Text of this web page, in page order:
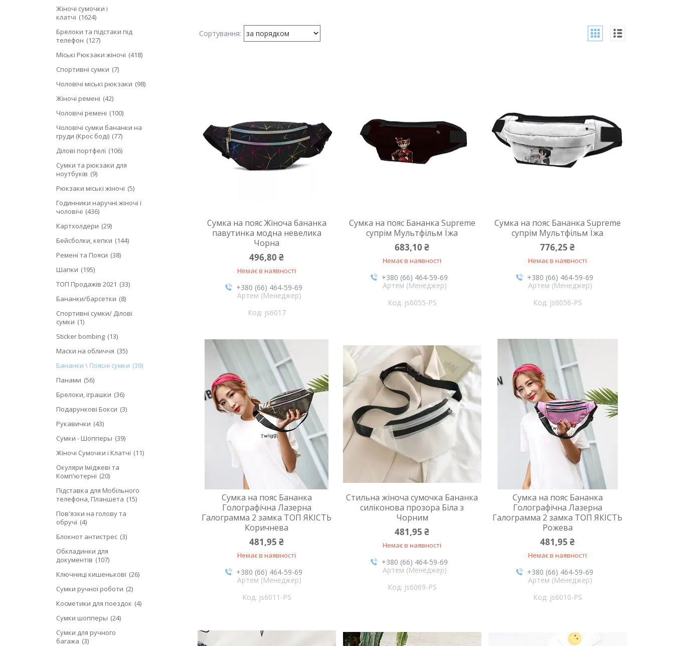
Сумка на пояс Жіноча бананка
павутинка модна невелика
Чорна
496,80 ₴
Немає в наявності
+380 (66) 464-59-69
Артем (Менеджер)
js6017
Сумка на пояс Бананка Supreme
супрім Мультфільм Їжа
683,10 ₴
Немає в наявності
+380 (66) 464-59-69
Артем (Менеджер)
js6055-PS
Сумка на пояс Бананка Supreme
супрім Мультфільм Їжа
776,25 ₴
Немає в наявності
+380 (66) 464-59-69
Артем (Менеджер)
js6056-PS
Сумка на пояс Бананка
Голографічна Лазерна
Галограмма 2 замка ТОП ЯКІСТЬ
Коричнева
481,95 ₴
Немає в наявності
+380 (66) 464-59-69
Артем (Менеджер)
js6011-PS
Стильна жіноча сумочка Бананка
силіконова прозора Біла з
Чорним
481,95 ₴
Немає в наявності
+380 (66) 464-59-69
Артем (Менеджер)
js6069-PS
Сумка на пояс Бананка
Голографічна Лазерна
Галограмма 2 замка ТОП ЯКІСТЬ
Рожева
481,95 ₴
Немає в наявності
+380 (66) 464-59-69
Артем (Менеджер)
js6010-PS
Жіночі сумочки і
клатчі
1624
Брелоки та підстаки під
телефон
127
Міські Рюкзаки жіночі 418
Спортивні сумки 7
Чоловічі міські рюкзаки
98
Жіночі ремені 42
Чоловічі ремені
100
Чоловічі сумки бананки на
груди (Крос боді) 77
Ділові портфелі
106
Сумки та рюкзаки для
ноутбуків
9
Рюкзаки міські жіночі 5
Годинники наручні жіночі і
чоловічі 436
Картхолдери 29
Бейсболки, кепки
144
Ремені та Пояси 38
Шапки
195
ТОП Продажів 2021
33
Бананки/барсетки
8
Спортивні сумки/ Ділові
сумки
1
Sticker bombing 13
Маски на обличчя 35
Бананки \ Поясні сумки 39
Панами 56
Брелоки, іграшки 36
Подарункові Бокси 3
Рукавички 43
Сумки - Шопперы 39
Жіночі Сумочки і Клатчі
11
Окуляри Іміджеві та
Комп'ютерні 20
Підставка для Мобільного
телефона, Планшета
15
Пов'язки на голову та
обручі 4
Блокнот антистрес 3
Обкладинки для
документів
107
Ключниці кишенькові 26
Сумки ручної роботи 2
Косметики для поездок 4
Сумки шопперы 24
Сумки для ручного
багажа 3